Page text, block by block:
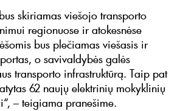
skiriamas viešojo transporto
regionuose ir atokesnėse
bus plečiamas viešasis ir
o savivaldybės galės
transporto infrastruktūrą. Taip pat
62 naujų elektrinių mokyklinių
– teigiama pranešime.